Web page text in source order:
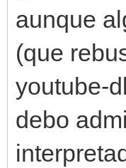
aunque
(que
youtube-
debo